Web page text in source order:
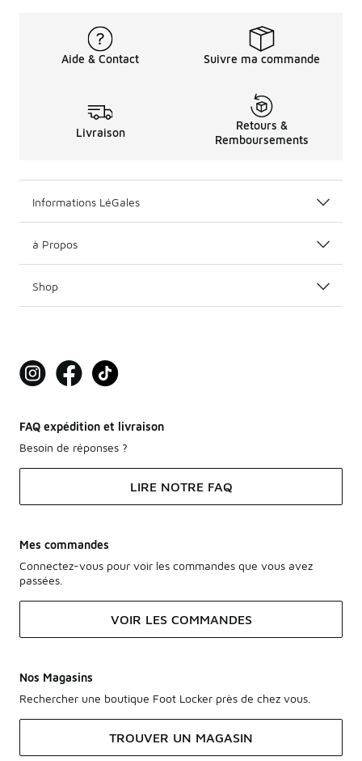
Aide & Contact Suivre ma commande
Livraison
Retours &
Remboursements
Informations LéGales
à Propos
Shop
FAQ expédition et livraison
Besoin de réponses ?
LIRE NOTRE FAQ
Mes commandes
Connectez-vous pour voir les commandes que vous avez
passées.
VOIR LES COMMANDES
Nos Magasins
Rechercher une boutique Foot Locker près de chez vous.
TROUVER UN MAGASIN